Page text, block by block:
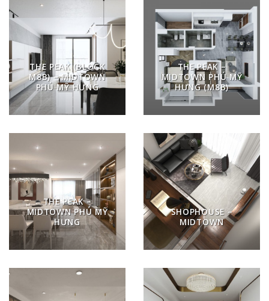
THE PEAK (BLOCK
M8B) – MIDTOWN
PHÚ MỸ HƯNG
THE PEAK –
MIDTOWN PHÚ MỸ
HƯNG (M8B)
THE PEAK –
MIDTOWN PHÚ MỸ
HƯNG
SHOPHOUSE –
MIDTOWN